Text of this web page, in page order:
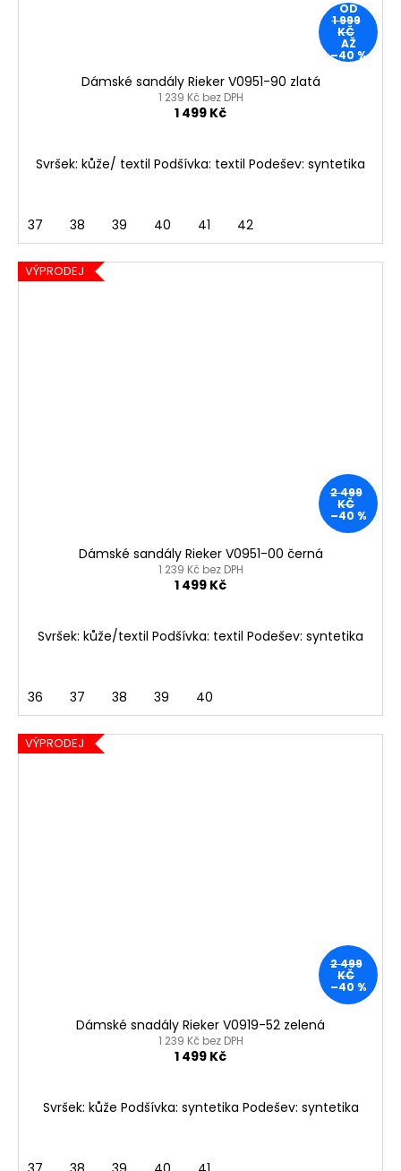
OD
1 999
KČ
AŽ
–40 %
Dámské sandály Rieker V0951-90 zlatá
1 239 Kč bez DPH
1 499 Kč
Svršek: kůže/ textil Podšívka: textil Podešev: syntetika
37 38 39 40 41 42
VÝPRODEJ
2 499
KČ
–40 %
Dámské sandály Rieker V0951-00 černá
1 239 Kč bez DPH
1 499 Kč
Svršek: kůže/textil Podšívka: textil Podešev: syntetika
36 37 38 39 40
VÝPRODEJ
2 499
KČ
–40 %
Dámské snadály Rieker V0919-52 zelená
1 239 Kč bez DPH
1 499 Kč
Svršek: kůže Podšívka: syntetika Podešev: syntetika